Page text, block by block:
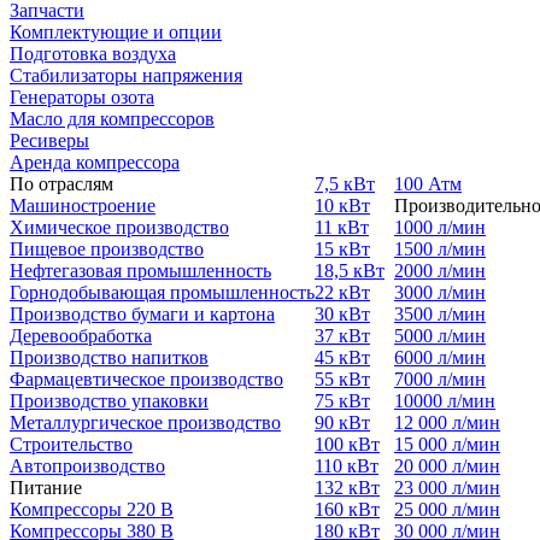
Запчасти
Комплектующие и опции
Подготовка воздуха
Стабилизаторы напряжения
Генераторы озота
Масло для компрессоров
Ресиверы
Аренда компрессора
По отраслям
Машиностроение
Химическое производство
Пищевое производство
Нефтегазовая промышленность
Горнодобывающая промышленность
Производство бумаги и картона
Деревообработка
Производство напитков
Фармацевтическое производство
Производство упаковки
Металлургическое производство
Строительство
Автопроизводство
Питание
Компрессоры 220 В
Компрессоры 380 В
7,5 кВт
10 кВт
11 кВт
15 кВт
18,5 кВт
22 кВт
30 кВт
37 кВт
45 кВт
55 кВт
75 кВт
90 кВт
100 кВт
110 кВт
132 кВт
160 кВт
180 кВт
100 Атм
1000 л/мин
1500 л/мин
2000 л/мин
3000 л/мин
3500 л/мин
5000 л/мин
6000 л/мин
7000 л/мин
10000 л/мин
12 000 л/мин
15 000 л/мин
20 000 л/мин
23 000 л/мин
25 000 л/мин
30 000 л/мин